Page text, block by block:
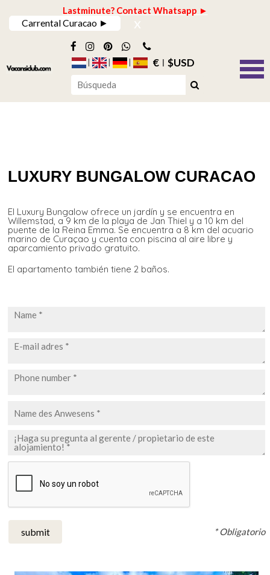
Lastminute? Contact Whatsapp ►
Carrental Curacao ► x
€ $USD
LUXURY BUNGALOW CURACAO
El Luxury Bungalow ofrece un jardín y se encuentra en
Willemstad, a 9 km de la playa de Jan Thiel y a 10 km del
puente de la Reina Emma. Se encuentra a 8 km del acuario
marino de Curaçao y cuenta con piscina al aire libre y
aparcamiento privado gratuito.
El apartamento también tiene 2 baños.
submit * Obligatorio